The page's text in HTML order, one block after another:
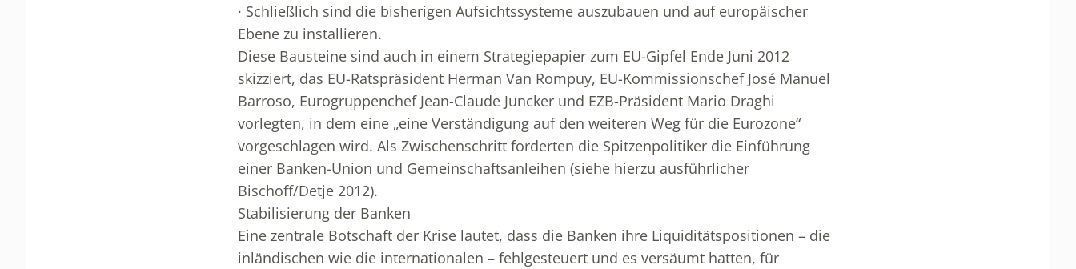
· Schließlich sind die bisherigen Aufsichtssysteme auszubauen und auf europäischer
Ebene zu installieren.
Diese Bausteine sind auch in einem Strategiepapier zum EU-Gipfel Ende Juni 2012
skizziert, das EU-Ratspräsident Herman Van Rompuy, EU-Kommissionschef José Manuel
Barroso, Eurogruppenchef Jean-Claude Juncker und EZB-Präsident Mario Draghi
vorlegten, in dem eine „eine Verständigung auf den weiteren Weg für die Eurozone“
vorgeschlagen wird. Als Zwischenschritt forderten die Spitzenpolitiker die Einführung
einer Banken-Union und Gemeinschaftsanleihen (siehe hierzu ausführlicher
Bischoff/Detje 2012).
Stabilisierung der Banken
Eine zentrale Botschaft der Krise lautet, dass die Banken ihre Liquiditätspositionen – die
inländischen wie die internationalen – fehlgesteuert und es versäumt hatten, für